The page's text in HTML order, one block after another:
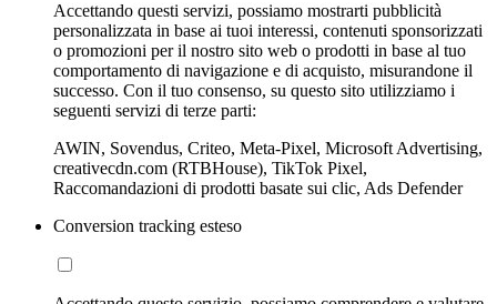
Accettando questi servizi, possiamo mostrarti pubblicità
personalizzata in base ai tuoi interessi, contenuti sponsorizzati
o promozioni per il nostro sito web o prodotti in base al tuo
comportamento di navigazione e di acquisto, misurandone il
successo. Con il tuo consenso, su questo sito utilizziamo i
seguenti servizi di terze parti:
AWIN, Sovendus, Criteo, Meta-Pixel, Microsoft Advertising,
creativecdn.com (RTBHouse), TikTok Pixel,
Raccomandazioni di prodotti basate sui clic, Ads Defender
Conversion tracking esteso